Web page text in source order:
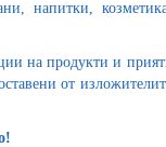
напитки,
на продукти и
от